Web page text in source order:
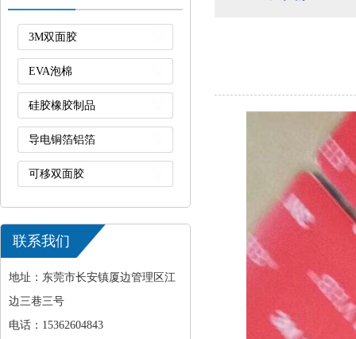
3M双面胶
EVA泡棉
硅胶橡胶制品
导电铜箔铝箔
可移双面胶
联系我们
地址：东莞市长安镇厦边管理区江
边三巷三号
电话：15362604843